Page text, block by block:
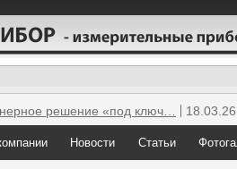
решение «под ключ…
18.03.26
новую GTEM…
Новости Статьи